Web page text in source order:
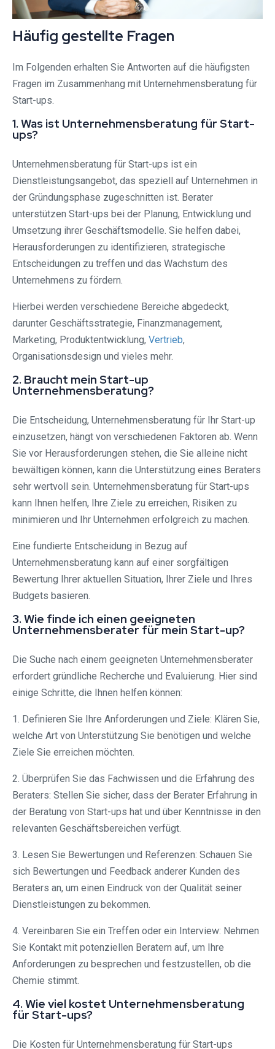
Häufig gestellte Fragen
Im Folgenden erhalten Sie Antworten auf die häufigsten
Fragen im Zusammenhang mit Unternehmensberatung für
Start-ups.
1. Was ist Unternehmensberatung für Start-
ups?
Unternehmensberatung für Start-ups ist ein
Dienstleistungsangebot, das speziell auf Unternehmen in
der Gründungsphase zugeschnitten ist. Berater
unterstützen Start-ups bei der Planung, Entwicklung und
Umsetzung ihrer Geschäftsmodelle. Sie helfen dabei,
Herausforderungen zu identifizieren, strategische
Entscheidungen zu treffen und das Wachstum des
Unternehmens zu fördern.
Hierbei werden verschiedene Bereiche abgedeckt,
darunter Geschäftsstrategie, Finanzmanagement,
Marketing, Produktentwicklung, Vertrieb,
Organisationsdesign und vieles mehr.
2. Braucht mein Start-up
Unternehmensberatung?
Die Entscheidung, Unternehmensberatung für Ihr Start-up
einzusetzen, hängt von verschiedenen Faktoren ab. Wenn
Sie vor Herausforderungen stehen, die Sie alleine nicht
bewältigen können, kann die Unterstützung eines Beraters
sehr wertvoll sein. Unternehmensberatung für Start-ups
kann Ihnen helfen, Ihre Ziele zu erreichen, Risiken zu
minimieren und Ihr Unternehmen erfolgreich zu machen.
Eine fundierte Entscheidung in Bezug auf
Unternehmensberatung kann auf einer sorgfältigen
Bewertung Ihrer aktuellen Situation, Ihrer Ziele und Ihres
Budgets basieren.
3. Wie finde ich einen geeigneten
Unternehmensberater für mein Start-up?
Die Suche nach einem geeigneten Unternehmensberater
erfordert gründliche Recherche und Evaluierung. Hier sind
einige Schritte, die Ihnen helfen können:
1. Definieren Sie Ihre Anforderungen und Ziele: Klären Sie,
welche Art von Unterstützung Sie benötigen und welche
Ziele Sie erreichen möchten.
2. Überprüfen Sie das Fachwissen und die Erfahrung des
Beraters: Stellen Sie sicher, dass der Berater Erfahrung in
der Beratung von Start-ups hat und über Kenntnisse in den
relevanten Geschäftsbereichen verfügt.
3. Lesen Sie Bewertungen und Referenzen: Schauen Sie
sich Bewertungen und Feedback anderer Kunden des
Beraters an, um einen Eindruck von der Qualität seiner
Dienstleistungen zu bekommen.
4. Vereinbaren Sie ein Treffen oder ein Interview: Nehmen
Sie Kontakt mit potenziellen Beratern auf, um Ihre
Anforderungen zu besprechen und festzustellen, ob die
Chemie stimmt.
4. Wie viel kostet Unternehmensberatung
für Start-ups?
Die Kosten für Unternehmensberatung für Start-ups